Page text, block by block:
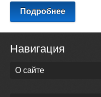
Подробнее
Навигация
О сайте